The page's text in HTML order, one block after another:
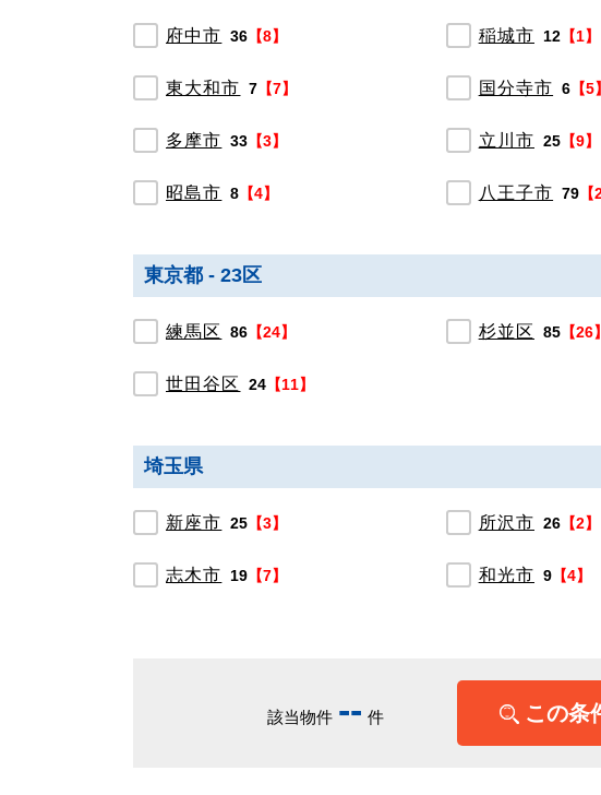
府中市 36 【8】 稲城市 12 【1】
東大和市 7 【7】 国分寺市 6 【5】
多摩市 33 【3】 立川市 25 【9】
昭島市 8 【4】 八王子市 79 【
東京都 - 23区
練馬区 86 【24】 杉並区 85 【26】
世田谷区 24 【11】
埼玉県
新座市 25 【3】 所沢市 26 【2】
志木市 19 【7】 和光市 9 【4】
該当物件 -- 件 この条